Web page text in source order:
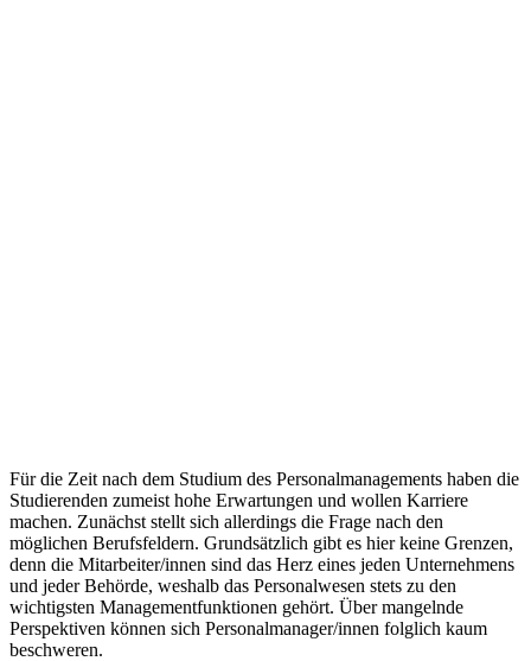
Für die Zeit nach dem Studium des Personalmanagements haben die
Studierenden zumeist hohe Erwartungen und wollen Karriere
machen. Zunächst stellt sich allerdings die Frage nach den
möglichen Berufsfeldern. Grundsätzlich gibt es hier keine Grenzen,
denn die Mitarbeiter/innen sind das Herz eines jeden Unternehmens
und jeder Behörde, weshalb das Personalwesen stets zu den
wichtigsten Managementfunktionen gehört. Über mangelnde
Perspektiven können sich Personalmanager/innen folglich kaum
beschweren.